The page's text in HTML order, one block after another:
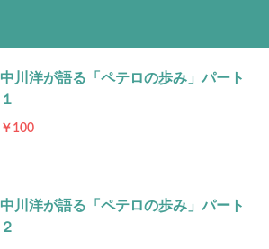
中川洋が語る「ペテロの歩み」パート
１
￥100
中川洋が語る「ペテロの歩み」パート
２